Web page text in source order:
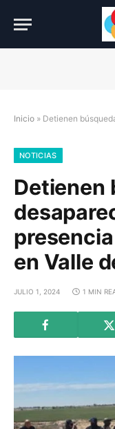
Inicio » Detienen búsqueda de
NOTICIAS
Detienen
en Valle
JULIO 1, 2024 1 MIN